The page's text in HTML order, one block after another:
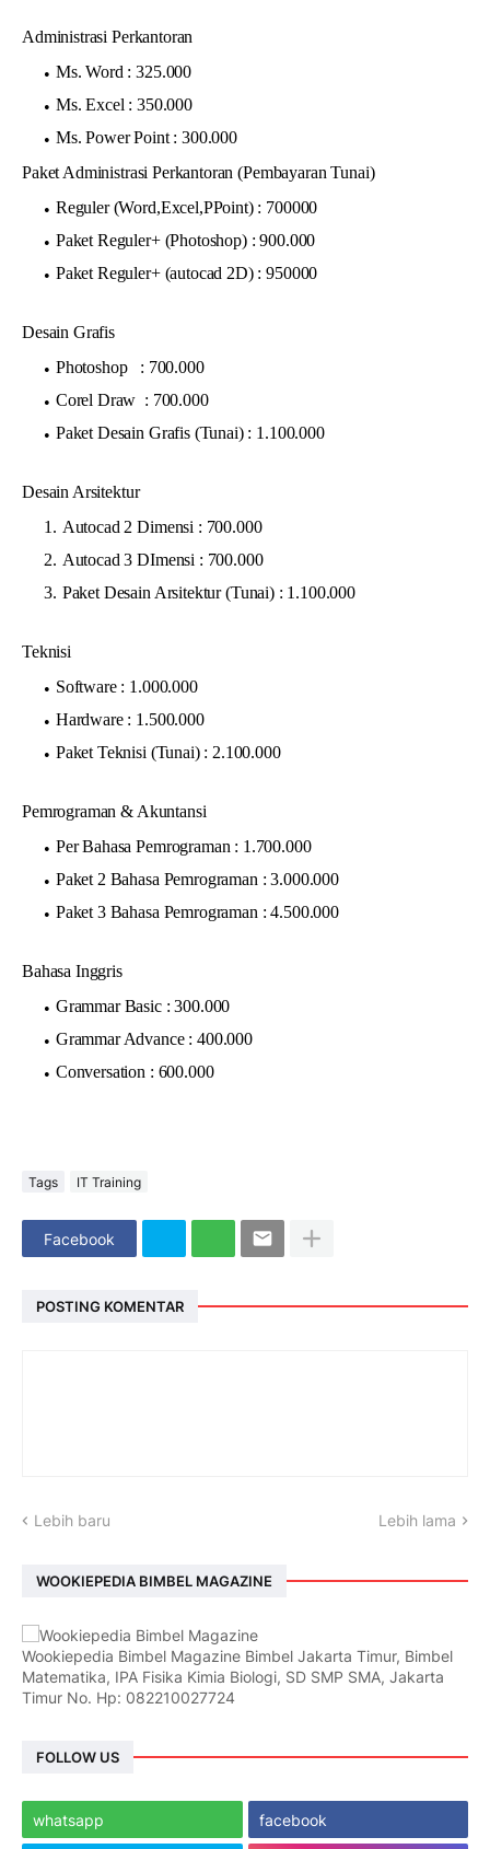
Administrasi Perkantoran
Ms. Word : 325.000
Ms. Excel : 350.000
Ms. Power Point : 300.000
Paket Administrasi Perkantoran (Pembayaran Tunai)
Reguler (Word,Excel,PPoint) : 700000
Paket Reguler+ (Photoshop) : 900.000
Paket Reguler+ (autocad 2D) : 950000
Desain Grafis
Photoshop : 700.000
Corel Draw : 700.000
Paket Desain Grafis (Tunai) : 1.100.000
Desain Arsitektur
Autocad 2 Dimensi : 700.000
Autocad 3 DImensi : 700.000
Paket Desain Arsitektur (Tunai) : 1.100.000
Teknisi
Software : 1.000.000
Hardware : 1.500.000
Paket Teknisi (Tunai) : 2.100.000
Pemrograman & Akuntansi
Per Bahasa Pemrograman : 1.700.000
Paket 2 Bahasa Pemrograman : 3.000.000
Paket 3 Bahasa Pemrograman : 4.500.000
Bahasa Inggris
Grammar Basic : 300.000
Grammar Advance : 400.000
Conversation : 600.000
Tags IT Training
Facebook
POSTING KOMENTAR
Lebih baru Lebih lama
WOOKIEPEDIA BIMBEL MAGAZINE
Wookiepedia Bimbel Magazine Bimbel Jakarta Timur, Bimbel
Matematika, IPA Fisika Kimia Biologi, SD SMP SMA, Jakarta
Timur No. Hp: 082210027724
FOLLOW US
whatsapp facebook